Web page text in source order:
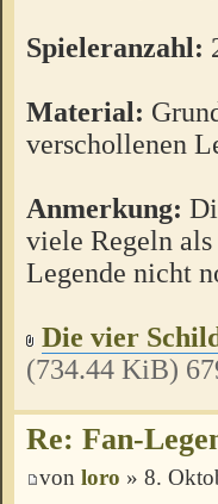
Spieleranzahl:
Material:
verschollenen
Anmerkung:
viele Regeln
Legende nicht
Die vier
(734.44 KiB)
Re: Fan-
von loro » 8.